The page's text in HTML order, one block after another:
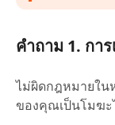
คำถาม 1. กา
ไม่ผิดกฎหมายใน
ของคุณเป็นโมฆะ